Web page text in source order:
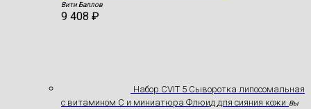
Вити Баллов
9 408 ₽
Набор CVIT 5 Сыворотка липосомальная
с витамином С и миниатюра Флюид для сияния кожи Вы